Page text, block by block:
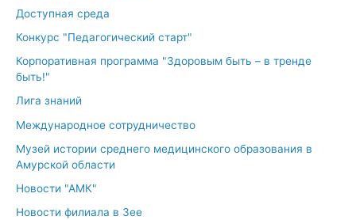
Доступная среда
Конкурс "Педагогический старт"
Корпоративная программа "Здоровым быть – в тренде
быть!"
Лига знаний
Международное сотрудничество
Музей истории среднего медицинского образования в
Амурской области
Новости "АМК"
Новости филиала в Зее